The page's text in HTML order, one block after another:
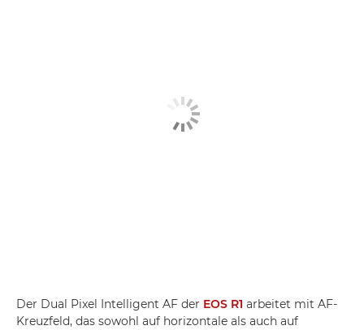
Der Dual Pixel Intelligent AF der EOS R1 arbeitet mit AF-
Kreuzfeld, das sowohl auf horizontale als auch auf